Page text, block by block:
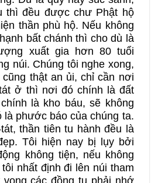
thì đều được chư Phật hộ
thần phù hộ. Nếu không
bất chánh thì cho dù là
xuất gia hơn 80 tuổi
núi. Chúng tôi nghe xong,
thật an ủi, chỉ cần nơi
ở thì nơi đó chính là đất
là kho báu, sẽ không
là phước báo của chúng ta.
thần tiên tu hành đều là
Tôi hiện nay bị lụy bởi
không tiện, nếu không
nhất định đi lên núi tham